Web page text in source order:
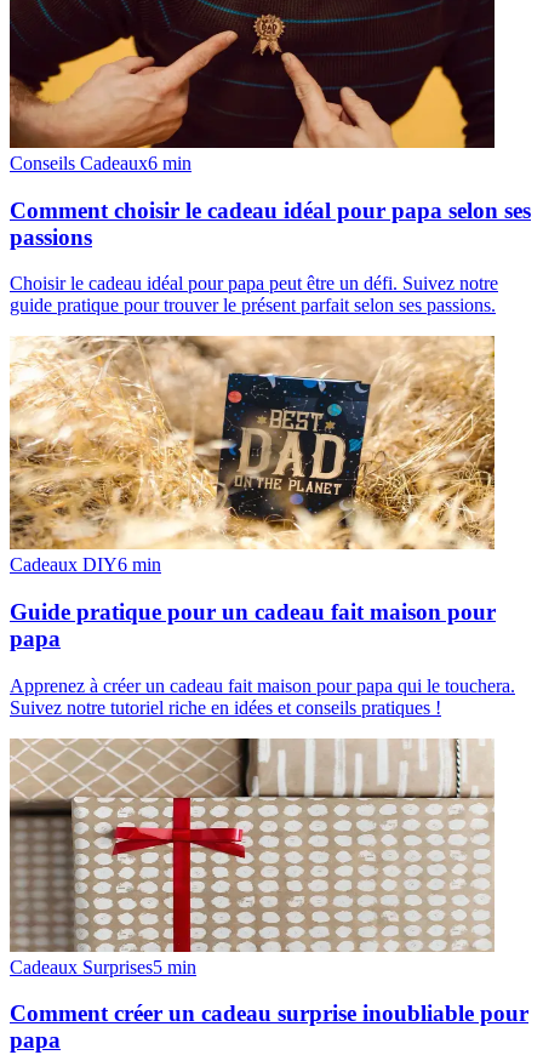
Conseils Cadeaux6 min
Comment choisir le cadeau idéal pour papa selon ses
passions
Choisir le cadeau idéal pour papa peut être un défi. Suivez notre
guide pratique pour trouver le présent parfait selon ses passions.
Cadeaux DIY6 min
Guide pratique pour un cadeau fait maison pour
papa
Apprenez à créer un cadeau fait maison pour papa qui le touchera.
Suivez notre tutoriel riche en idées et conseils pratiques !
Cadeaux Surprises5 min
Comment créer un cadeau surprise inoubliable pour
papa